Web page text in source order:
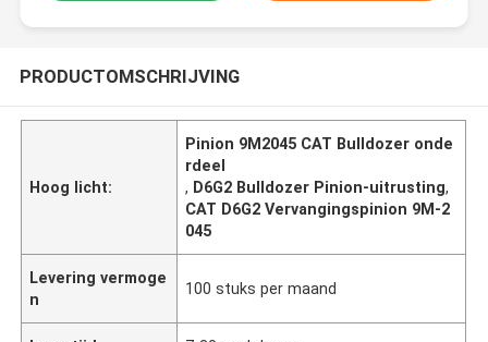
PRODUCTOMSCHRIJVING
Hoog licht:
Pinion 9M2045 CAT Bulldozer onde
rdeel
, D6G2 Bulldozer Pinion-uitrusting,
CAT D6G2 Vervangingspinion 9M-2
045
Levering vermoge
n
100 stuks per maand